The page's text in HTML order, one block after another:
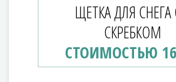
ЩЕТКА ДЛЯ
СКРЕБКОМ
СТОИМОСТЬЮ